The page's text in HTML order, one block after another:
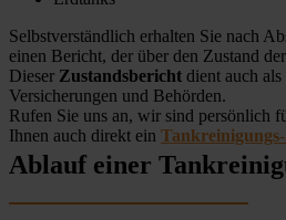
Selbstverständlich erhalten Sie nach
einen Bericht, der über den Zustand
Dieser Zustandsbericht dient auch
Versicherungen und Behörden.
Rufen Sie uns an, wir sind persönlich
Ihnen auch direkt ein
Ablauf einer